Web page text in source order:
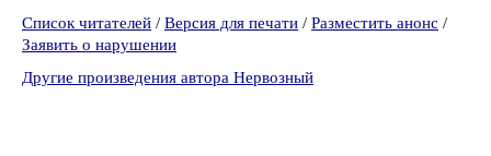
Список читателей / Версия для печати / Разместить анонс /
Заявить о нарушении
Другие произведения автора Нервозный